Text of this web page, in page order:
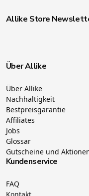
Allike Store
Über Allike
Über Allike
Nachhaltigkeit
Bestpreisgarantie
Affiliates
Jobs
Glossar
Gutscheine und
Kundenservice
FAQ